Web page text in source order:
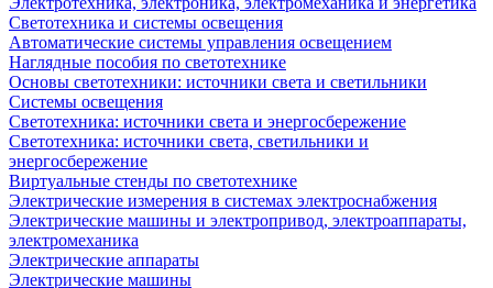
Светотехника и системы освещения
Автоматические системы управления освещением
Наглядные пособия по светотехнике
Основы светотехники: источники света и светильники
Системы освещения
Светотехника: источники света и энергосбережение
Светотехника: источники света, светильники и
энергосбережение
Виртуальные стенды по светотехнике
Электрические измерения в системах электроснабжения
Электрические машины и электропривод, электроаппараты,
электромеханика
Электрические аппараты
Электрические машины